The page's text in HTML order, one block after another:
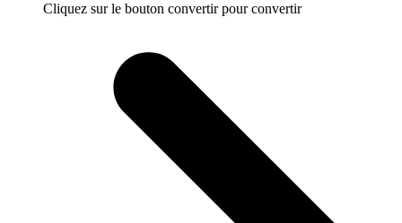
Cliquez sur le bouton convertir pour convertir